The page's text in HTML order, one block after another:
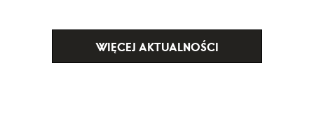
WIĘCEJ AKTUALNOŚCI